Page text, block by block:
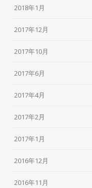
2018年1月
2017年12月
2017年10月
2017年6月
2017年4月
2017年2月
2017年1月
2016年12月
2016年11月